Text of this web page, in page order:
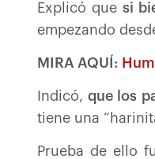
Explicó quesi
empezando
MIRA AQUÍ:
Indicó,que los
tiene una
Prueba de ello